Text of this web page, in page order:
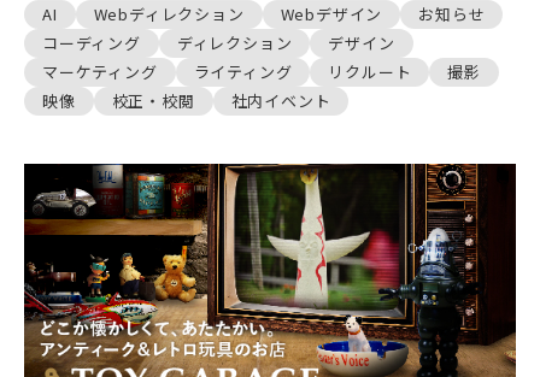
AI Webディレクション Webデザイン
お知らせ
コーディング
ディレクション
デザイン
マーケティング
ライティング リクルート
撮影
映像
校正・校閲 社内イベント